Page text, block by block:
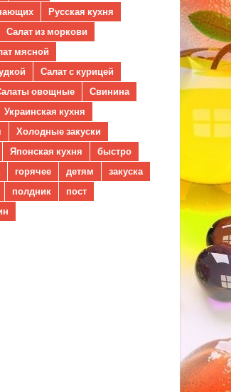
Русская кухня
Салат из моркови
мясной
Салат с курицей
овощные
Свинина
Украинская кухня
Холодные закуски
Японская кухня
быстро
горячее детям
закуска
полдник
пост